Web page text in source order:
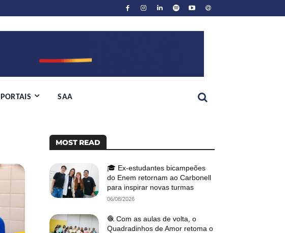
PORTAIS SAA
MOST READ
🎓 Ex-estudantes bicampeões
do Enem retornam ao Carbonell
para inspirar novas turmas
06/08/2026
🧶 Com as aulas de volta, o
Quadradinhos de Amor retoma o